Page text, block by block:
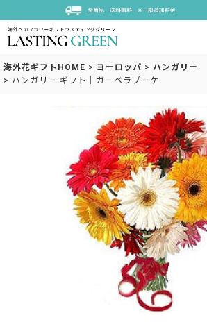
海外花ギフトHOME > ヨーロッパ > ハンガリー
> ハンガリー ギフト｜ガーベラブーケ